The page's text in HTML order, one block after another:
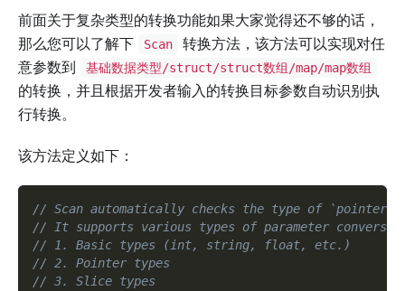
前面关于复杂类型的转换功能如果大家觉得还不够的话，
那么您可以了解下
Scan
转换方法，该方法可以实现对任
意参数到
基础数据类型/struct/struct数组/map/map数组
的转换，并且根据开发者输入的转换目标参数自动识别执
行转换。
该方法定义如下：
// Scan automatically checks the type of `pointer`
// It supports various types of parameter
// 1. Basic types (int, string, float, etc.)
// 2. Pointer types
// 3. Slice types